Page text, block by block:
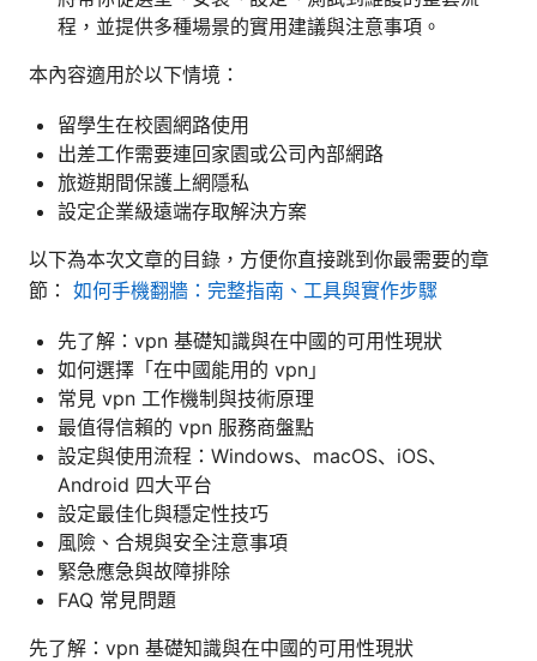
程，並提供多種場景的實用建議與注意事項。
本內容適用於以下情境：
留學生在校園網路使用
出差工作需要連回家園或公司內部網路
旅遊期間保護上網隱私
設定企業級遠端存取解決方案
以下為本次文章的目錄，方便你直接跳到你最需要的章
節： 如何手機翻牆：完整指南、工具與實作步驟
先了解：vpn 基礎知識與在中國的可用性現狀
如何選擇「在中國能用的 vpn」
常見 vpn 工作機制與技術原理
最值得信賴的 vpn 服務商盤點
設定與使用流程：Windows、macOS、iOS、
Android 四大平台
設定最佳化與穩定性技巧
風險、合規與安全注意事項
緊急應急與故障排除
FAQ 常見問題
先了解：vpn 基礎知識與在中國的可用性現狀